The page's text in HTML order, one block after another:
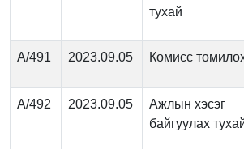
тухай
А/491 2023.09.05 Комисс
А/492 2023.09.05
Ажлын хэсэг
байгуулах